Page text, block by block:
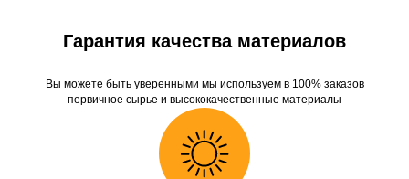
Гарантия качества материалов
Вы можете быть уверенными мы используем в 100% заказов
первичное сырье и высококачественные материалы